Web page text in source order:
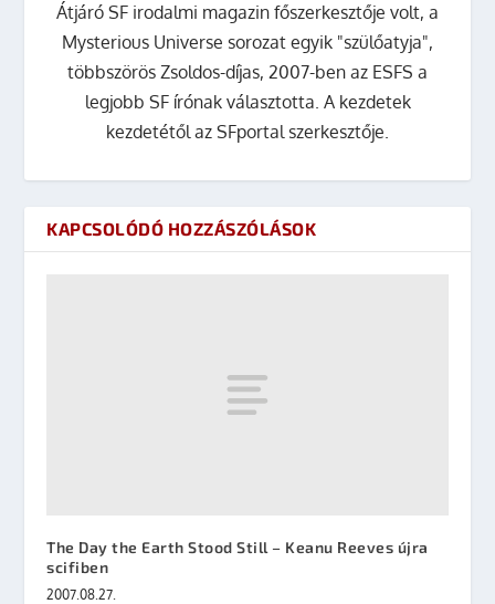
Átjáró SF irodalmi magazin főszerkesztője volt, a
Mysterious Universe sorozat egyik "szülőatyja",
többszörös Zsoldos-díjas, 2007-ben az ESFS a
legjobb SF írónak választotta. A kezdetek
kezdetétől az SFportal szerkesztője.
KAPCSOLÓDÓ HOZZÁSZÓLÁSOK
The Day the Earth Stood Still – Keanu Reeves újra
scifiben
2007.08.27.